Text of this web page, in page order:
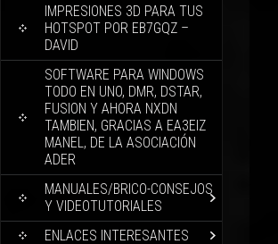
IMPRESIONES 3D PARA TUS
HOTSPOT POR EB7GQZ –
DAVID
SOFTWARE PARA WINDOWS
TODO EN UNO, DMR, DSTAR,
FUSION Y AHORA NXDN
TAMBIEN, GRACIAS A EA3EIZ
MANEL, DE LA ASOCIACIÓN
ADER
MANUALES/BRICO-CONSEJOS
Y VIDEOTUTORIALES
ENLACES INTERESANTES